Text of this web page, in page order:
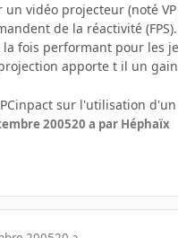
un vidéo projecteur (noté
de la réactivité
la fois performant pour les
apporte t il un
sur l'utilisation d'un
200520 a par Héphaïx